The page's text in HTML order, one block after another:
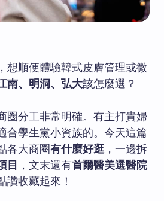
想順便體驗韓式皮膚管理或微
南、明洞、弘大該怎麼選？
圈分工非常明確。有主打貴婦
合學生黨小資族的。今天這篇
各大商圈有什麼好逛 ，一邊拆
目 ，文末還有首爾醫美選醫院
讚收藏起來！